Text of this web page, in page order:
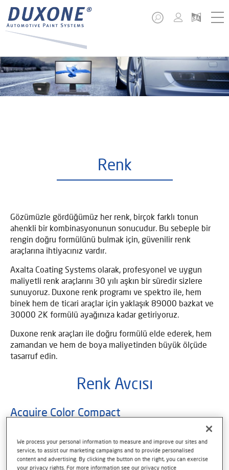
Renk
Gözümüzle gördüğümüz her renk, birçok farklı tonun
ahenkli bir kombinasyonunun sonucudur. Bu sebeple bir
rengin doğru formülünü bulmak için, güvenilir renk
araçlarına ihtiyacınız vardır.
Axalta Coating Systems olarak, profesyonel ve uygun
maliyetli renk araçlarını 30 yılı aşkın bir süredir sizlere
sunuyoruz. Duxone renk programı ve spektro ile, hem
binek hem de ticari araçlar için yaklaşık 89000 bazkat ve
30000 2K formülü ayağınıza kadar getiriyoruz.
Duxone renk araçları ile doğru formülü elde ederek, hem
zamandan ve hem de boya maliyetinden büyük ölçüde
tasarruf edin.
Renk Avcısı
Acquire Color Compact
Rekabetçi boyahanelerin, doğru renk eşleştirmesi için
güvenilir bir cihaza ihtiyacı vardır. Axalta Acquire Color
Compact Spektro tam da bu ihtiyacı karşılıyor.
We process your personal information to measure and improve our sites and
service, to assist our marketing campaigns and to provide personalised
content and advertising. By clicking the button on the right, you can exercise
your privacy rights. For more information see our privacy notice